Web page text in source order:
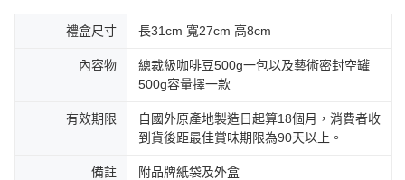
禮盒尺寸 長31cm 寬27cm 高8cm
內容物
總裁級咖啡豆500g一包以及藝術密封空罐
500g容量擇一款
有效期限
自國外原產地製造日起算18個月，消費者收
到貨後距最佳賞味期限為90天以上。
備註 附品牌紙袋及外盒